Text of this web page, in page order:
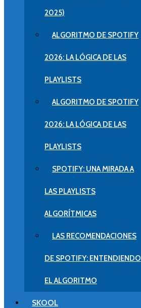
2025)
ALGORITMO DE SPOTIFY
2026: LA LÓGICA DE LAS
PLAYLISTS
ALGORITMO DE SPOTIFY
2026: LA LÓGICA DE LAS
PLAYLISTS
SPOTIFY: UNA MIRADA A
LAS PLAYLISTS
ALGORÍTMICAS
LAS RECOMENDACIONES
DE SPOTIFY: ENTENDIENDO
EL ALGORITMO
SKOOL